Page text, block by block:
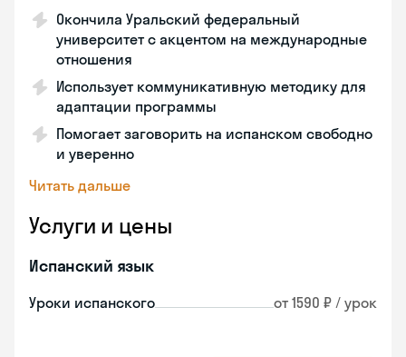
Окончила Уральский федеральный
университет с акцентом на международные
отношения
Использует коммуникативную методику для
адаптации программы
Помогает заговорить на испанском свободно
и уверенно
Читать дальше
Услуги и цены
Испанский язык
Уроки испанского от 1590 ₽ / урок